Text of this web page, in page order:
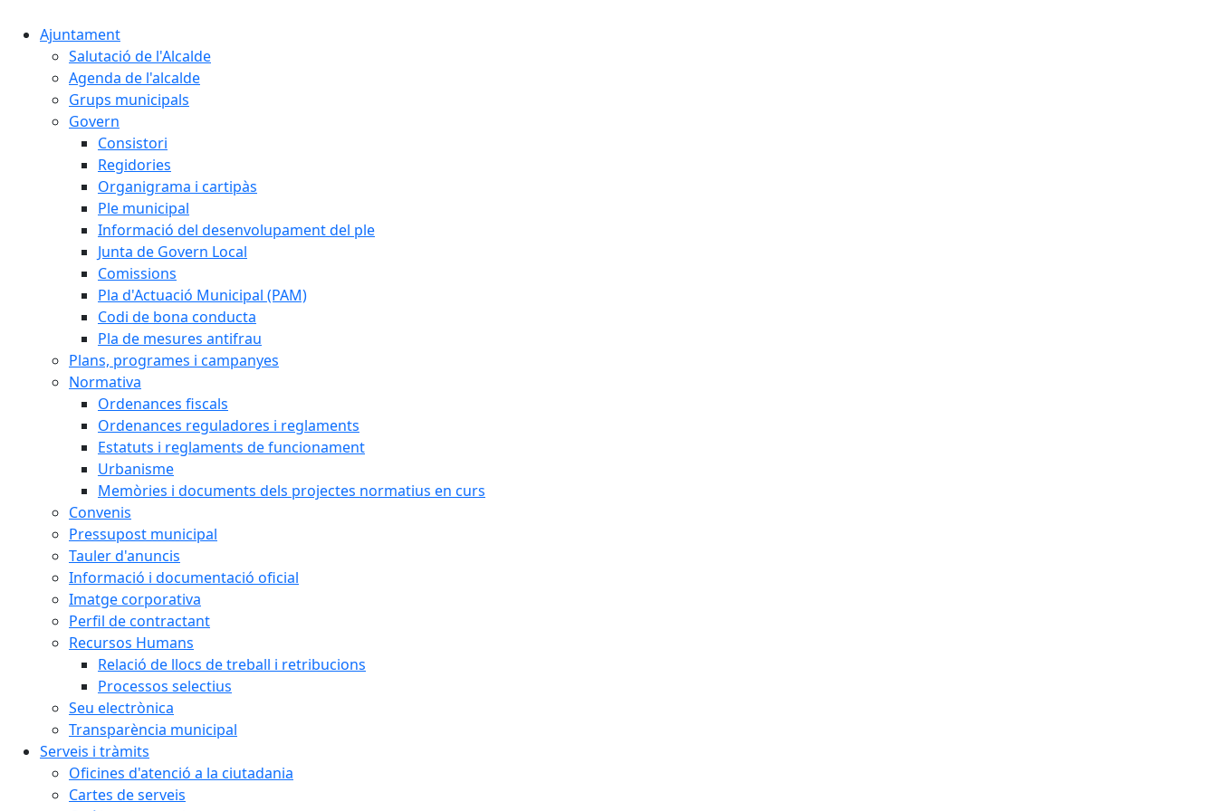
Ajuntament
Salutació de l'Alcalde
Agenda de l'alcalde
Grups municipals
Govern
Consistori
Regidories
Organigrama i cartipàs
Ple municipal
Informació del desenvolupament del ple
Junta de Govern Local
Comissions
Pla d'Actuació Municipal (PAM)
Codi de bona conducta
Pla de mesures antifrau
Plans, programes i campanyes
Normativa
Ordenances fiscals
Ordenances reguladores i reglaments
Estatuts i reglaments de funcionament
Urbanisme
Memòries i documents dels projectes normatius en curs
Convenis
Pressupost municipal
Tauler d'anuncis
Informació i documentació oficial
Imatge corporativa
Perfil de contractant
Recursos Humans
Relació de llocs de treball i retribucions
Processos selectius
Seu electrònica
Transparència municipal
Serveis i tràmits
Oficines d'atenció a la ciutadania
Cartes de serveis